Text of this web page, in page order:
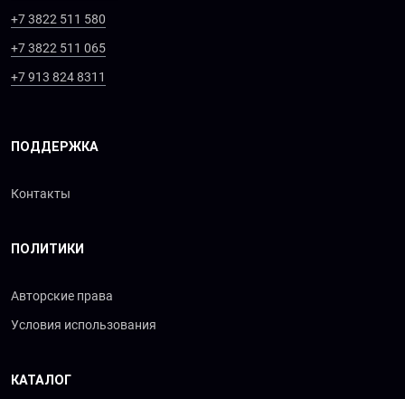
+7 3822 511 580
+7 3822 511 065
+7 913 824 8311
ПОДДЕРЖКА
Контакты
ПОЛИТИКИ
Авторские права
Условия использования
КАТАЛОГ